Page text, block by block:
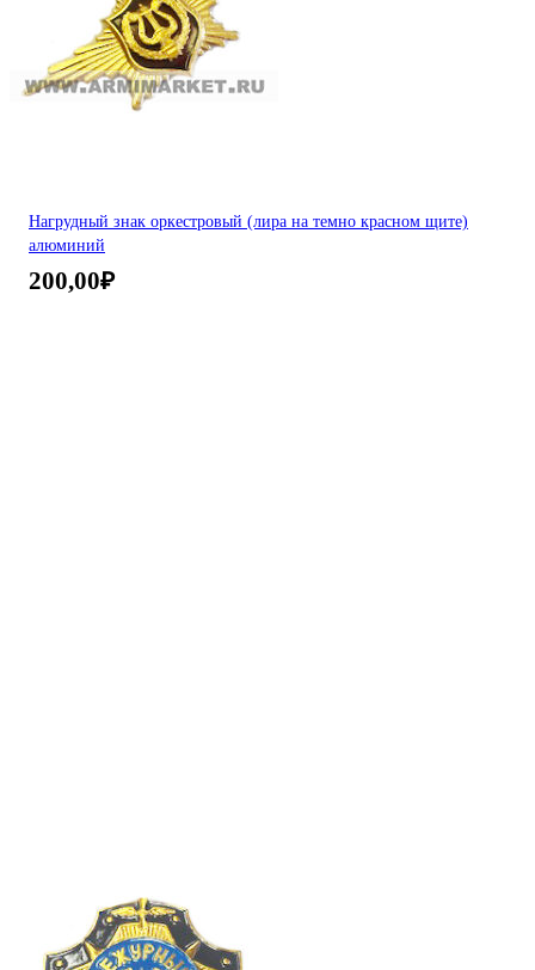
Нагрудный знак оркестровый (лира на темно красном щите)
алюминий
200,00₽